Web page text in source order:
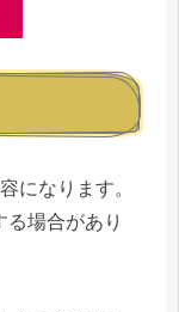
になります。
場合があり